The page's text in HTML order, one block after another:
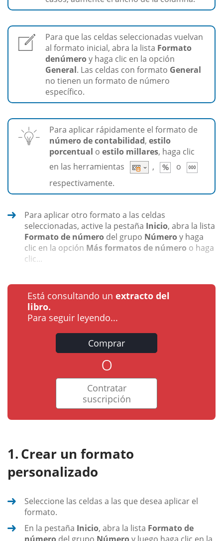
Para que las celdas seleccionadas vuelvan
al formato inicial, abra la lista Formato
denúmeroy haga clic en la opción
General. Las celdas con formato General
no tienen un formato de número
específico.
Para aplicar rápidamente el formato de
número de contabilidad, estilo
porcentual o estilo millares, haga clic
en las herramientas
,
o
respectivamente.
Para aplicar otro formato a las celdas
seleccionadas, active la pestaña Inicio, abra la lista
Formato de número del grupo Númeroy haga
clic en la opción Más formatos de número o haga
clic...
Está consultando un extracto del
libro.
Para seguir leyendo...
Comprar
o
Contratar
suscripción
Crear un formato
personalizado
Seleccione las celdas a las que desea aplicar el
formato.
En la pestaña Inicio, abra la lista Formato de